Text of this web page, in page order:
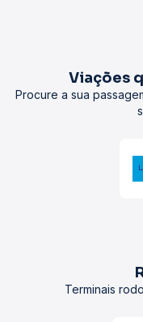
Viações
Procure a sua
Terminais